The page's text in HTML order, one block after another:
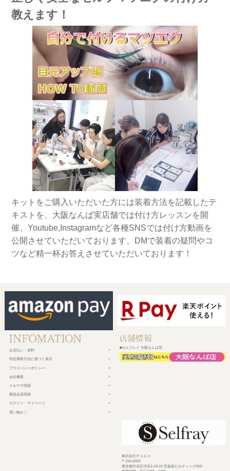
教えます！
キットをご購入いただいた方には装着方法を記載したテ
キストを、大阪なんば実店舗では付け方レッスンを開
催、Youtube,Instagramなど各種SNSでは付け方動画を
公開させていただいております、DMで装着の疑問やコ
ツなど精一杯お答えさせていただいております！
お支払い・送料
特定商取引法に基づく表示
プライバシーポリシー
会社概要
メルマガ登録
新規会員登録
ログイン・マイページ
買い物かご
■セルフレイ 大阪なんば店
株式会社チェルコ
〒150-0002
東京都渋谷区渋谷2-19-15 宮益坂ビルディング609